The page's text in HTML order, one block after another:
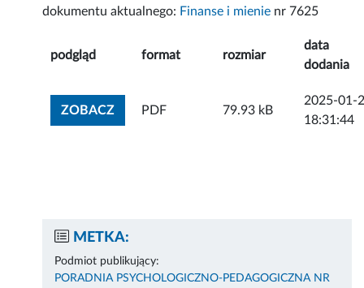
dokumentu aktualnego: Finanse i mienie nr 7625
podgląd format rozmiar
data
dodania
ZOBACZZOBACZ ZAŁĄCZNIK
PDF 79.93 kB
2025-01-
18:31:44
METKA:
Podmiot publikujący:
PORADNIA PSYCHOLOGICZNO-PEDAGOGICZNA NR